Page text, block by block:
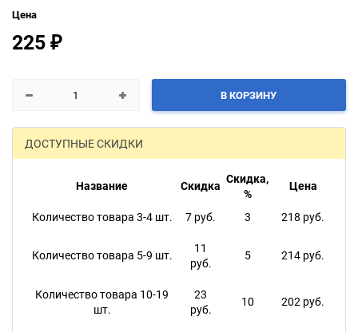
Цена
225 ₽
В КОРЗИНУ
ДОСТУПНЫЕ СКИДКИ
Название Скидка Скидка,
%
Цена
Количество товара 3-4 шт. 7 руб. 3 218 руб.
Количество товара 5-9 шт.
11
руб.
5 214 руб.
Количество товара 10-19
шт.
23
руб.
10 202 руб.